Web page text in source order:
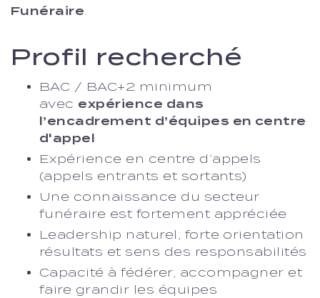
Funéraire.
Profil recherché
BAC / BAC+2 minimum
avec expérience dans
l’encadrement d’équipes en centre
d'appel
Expérience en centre d’appels
(appels entrants et sortants)
Une connaissance du secteur
funéraire est fortement appréciée
Leadership naturel, forte orientation
résultats et sens des responsabilités
Capacité à fédérer, accompagner et
faire grandir les équipes